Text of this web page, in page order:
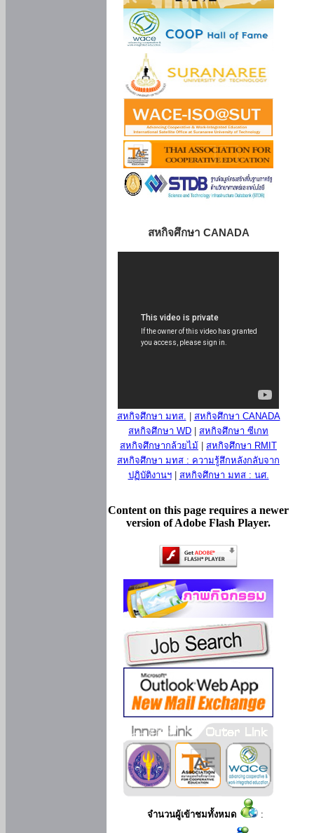
สหกิจศึกษา CANADA
สหกิจศึกษา มทส.
สหกิจศึกษา CANADA
สหกิจศึกษา WD
สหกิจศึกษา ซีเกท
สหกิจศึกษากล้วยไม้
สหกิจศึกษา RMIT
สหกิจศึกษา มทส : ความรู้สึกหลังกลับจาก
ปฏิบัติงานฯ| สหกิจศึกษา มทส : นศ.
Content on this page requires a newer
version of Adobe Flash Player.
จำนวนผู้เข้าชมทั้งหมด :